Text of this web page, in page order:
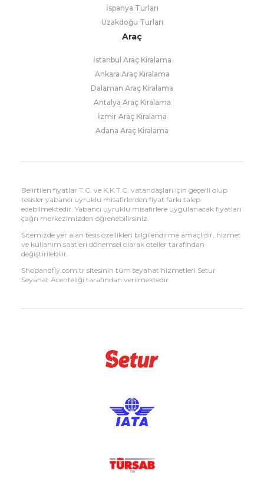
İspanya Turları
Uzakdoğu Turları
Araç
İstanbul Araç Kiralama
Ankara Araç Kiralama
Dalaman Araç Kiralama
Antalya Araç Kiralama
İzmir Araç Kiralama
Adana Araç Kiralama
Belirtilen fiyatlar T.C. ve K.K.T.C. vatandaşları için geçerli olup
tesisler yabancı uyruklu misafirlerden fiyat farkı talep
edebilmektedir. Yabancı uyruklu misafirlere uygulanacak fiyatları
çağrı merkezimizden öğrenebilirsiniz.
Sitemizde yer alan tesis özellikleri bilgilendirme amaçlıdır, hizmet
ve kullanım saatleri dönemsel olarak oteller tarafından
değiştirilebilir.
Shopandfly.com.tr sitesinin tüm seyahat hizmetleri Setur
Seyahat Acenteliği tarafından verilmektedir.